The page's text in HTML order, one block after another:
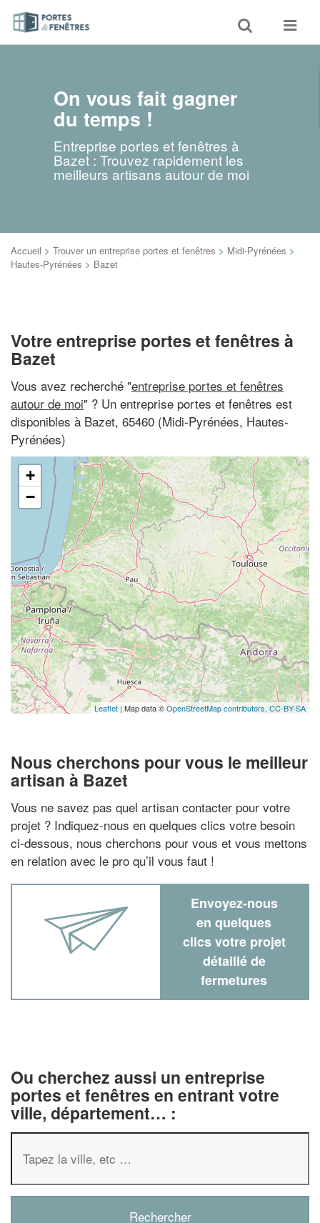
Toggle
search
Toggle
On vous fait gagner
du temps !
Entreprise portes et fenêtres à
Bazet : Trouvez rapidement les
meilleurs artisans autour de moi
Accueil > Trouver un entreprise portes et fenêtres > Midi-Pyrénées >
Hautes-Pyrénées > Bazet
Votre entreprise portes et fenêtres à
Bazet
Vous avez recherché "entreprise portes et fenêtres
autour de moi" ? Un entreprise portes et fenêtres est
disponibles à Bazet, 65460 (Midi-Pyrénées, Hautes-
Pyrénées)
+
−
Leaflet | Map data ©OpenStreetMap contributors, CC-BY-SA
Nous cherchons pour vous le meilleur
artisan à Bazet
Vous ne savez pas quel artisan contacter pour votre
projet ? Indiquez-nous en quelques clics votre besoin
ci-dessous, nous cherchons pour vous et vous mettons
en relation avec le pro qu’il vous faut !
Envoyez-nous
en quelques
clics votre projet
détaillé de
fermetures
Ou cherchez aussi un entreprise
portes et fenêtres en entrant votre
ville, département… :
✕
Vous êtes un
professionnel ?